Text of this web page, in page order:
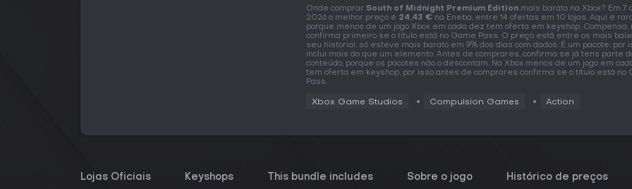
Onde comprar South of Midnight Premium Edition mais barato na Xbox? Em 7
2026 o melhor preço é 24,43 € na Eneba, entre 14 ofertas em 10 lojas. Aqui é
porque menos de um jogo Xbox em cada dez tem oferta em keyshop. Compensa,
confirma primeiro se o título está no Game Pass. O preço está entre os mais
seu historial, só esteve mais barato em 9% dos dias com dados. É um pacote, por
inclui mais do que um elemento. Antes de comprares, confirma se já tens parte
conteúdo, porque os pacotes não o descontam. Na Xbox menos de um jogo em
tem oferta em keyshop, por isso antes de comprares confirma se o título está no
Pass.
Xbox Game Studios Compulsion Games Action
Lojas Oficiais Keyshops This bundle includes Sobre o jogo Histórico de preços